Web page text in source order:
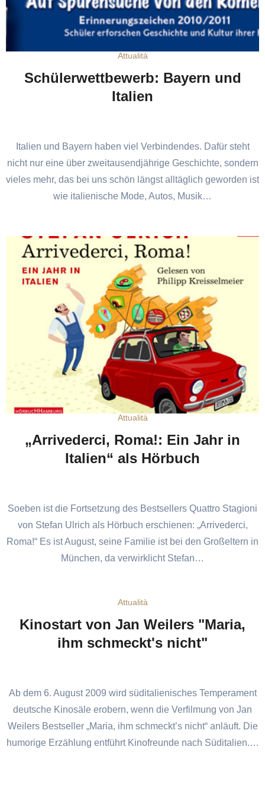
Attualità
Schülerwettbewerb: Bayern und
Italien
Italien und Bayern haben viel Verbindendes. Dafür steht
nicht nur eine über zweitausendjährige Geschichte, sondern
vieles mehr, das bei uns schön längst alltäglich geworden ist
wie italienische Mode, Autos, Musik…
Attualità
„Arrivederci, Roma!: Ein Jahr in
Italien“ als Hörbuch
Soeben ist die Fortsetzung des Bestsellers Quattro Stagioni
von Stefan Ulrich als Hörbuch erschienen: „Arrivederci,
Roma!“ Es ist August, seine Familie ist bei den Großeltern in
München, da verwirklicht Stefan…
Attualità
Kinostart von Jan Weilers "Maria,
ihm schmeckt's nicht"
Ab dem 6. August 2009 wird süditalienisches Temperament
deutsche Kinosäle erobern, wenn die Verfilmung von Jan
Weilers Bestseller „Maria, ihm schmeckt’s nicht“ anläuft. Die
humorige Erzählung entführt Kinofreunde nach Süditalien.…